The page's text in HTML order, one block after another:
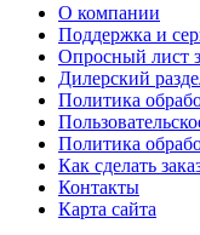
О компании
Поддержка и
Опросный лист
Дилерский
Политика
Политика
Как сделать
Контакты
Карта сайта